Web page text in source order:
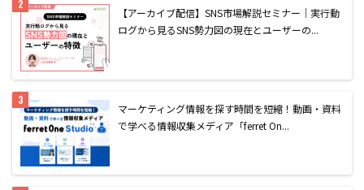
【アーカイブ配信】SNS市場解説セミナー｜実行動
ログから見るSNS勢力図の現在とユーザーの...
マーケティング情報を探す時間を短縮！動画・資料
で学べる情報収集メディア「ferret On...